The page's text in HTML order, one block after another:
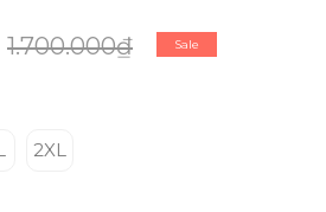
1.700.000₫ Sale
2XL